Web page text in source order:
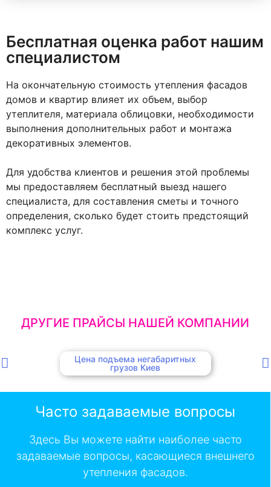
Бесплатная оценка работ нашим
специалистом
На окончательную стоимость утепления фасадов
домов и квартир влияет их объем, выбор
утеплителя, материала облицовки, необходимости
выполнения дополнительных работ и монтажа
декоративных элементов.
Для удобства клиентов и решения этой проблемы
мы предоставляем бесплатный выезд нашего
специалиста, для составления сметы и точного
определения, сколько будет стоить предстоящий
комплекс услуг.
ДРУГИЕ ПРАЙСЫ НАШЕЙ КОМПАНИИ
Цена подъема негабаритных
грузов Киев
Часто задаваемые вопросы
Здесь Вы можете найти наиболее часто
задаваемые вопросы, касающиеся внешнего
утепления фасадов.